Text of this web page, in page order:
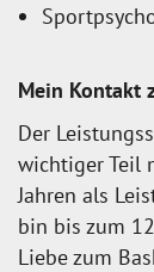
Mein Kontakt
Der
wichtiger Teil
Jahren als
bin bis zum
Liebe zum